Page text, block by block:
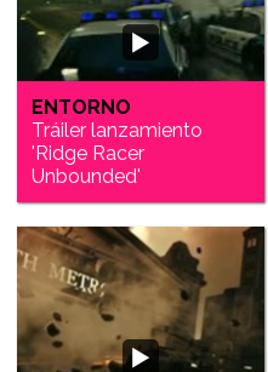
ENTORNO
Tráiler lanzamiento
'Ridge Racer
Unbounded'